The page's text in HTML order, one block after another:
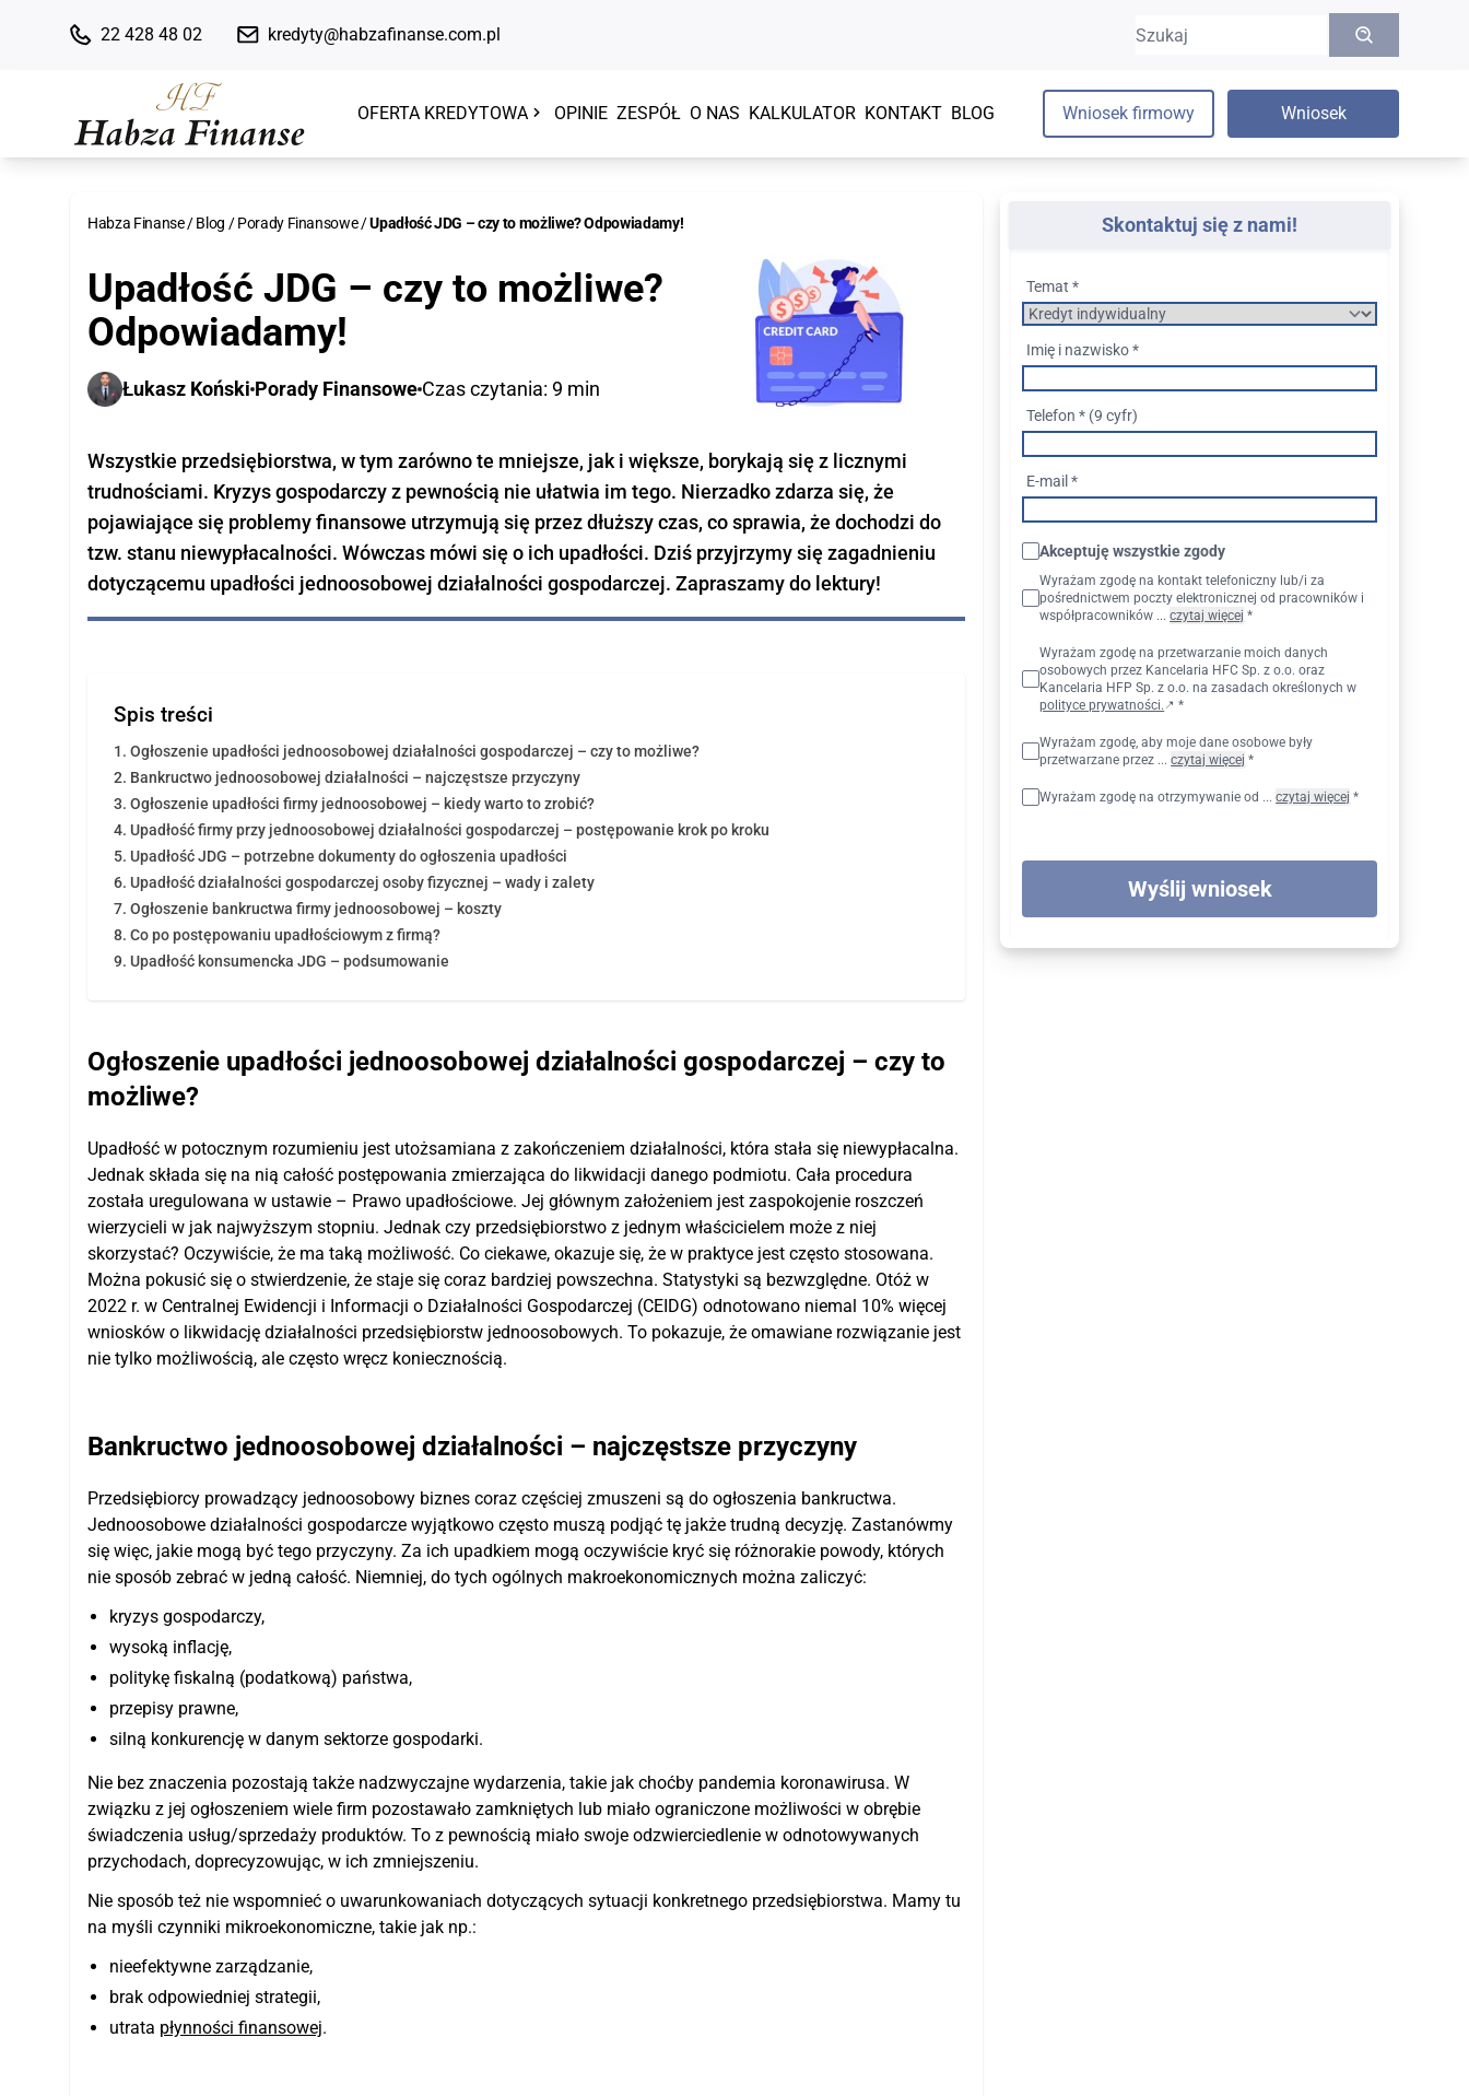
22 428 48 02 kredyty@habzafinanse.com.pl
Szukaj:
Wniosek firmowy Wniosek
OFERTA KREDYTOWA
Konsolidacja chwilówek
Kredyt oddłużeniowy
Kredyt refinansowy
Pożyczka dla zadłużonych z komornikiem
Kredyt konsumpcyjny
Kredyt dla zadłużonych
Kredyt z opóźnieniami w BIK
Kredyt dla obcokrajowca w Polsce
Kredyt bez badania zdolności kredytowej
Kredyt na działalność
Kredyt konsolidacyjny dla firm
Kredyt inwestycyjny dla firm
Kredyt dla zadłużonych firm
Kredyt obrotowy dla firm
Kredyt na start
Kredyt na spłatę ZUS i US
Leasing dla firm
Wzór pisma o restrukturyzację kredytu
Postępowanie restrukturyzacyjne
OPINIE ZESPÓŁ O NAS KALKULATOR KONTAKT BLOG
Habza Finanse/Blog /Porady Finansowe/Upadłość JDG – czy to możliwe? Odpowiadamy!
Upadłość JDG – czy to możliwe?
Odpowiadamy!
Łukasz Koński Porady Finansowe Czas czytania: 9 min
Wszystkie przedsiębiorstwa, w tym zarówno te mniejsze, jak i większe, borykają się z licznymi
trudnościami. Kryzys gospodarczy z pewnością nie ułatwia im tego. Nierzadko zdarza się, że
pojawiające się problemy finansowe utrzymują się przez dłuższy czas, co sprawia, że dochodzi do
tzw. stanu niewypłacalności. Wówczas mówi się o ich upadłości. Dziś przyjrzymy się zagadnieniu
dotyczącemu upadłości jednoosobowej działalności gospodarczej. Zapraszamy do lektury!
Spis treści
Ogłoszenie upadłości jednoosobowej działalności gospodarczej – czy to możliwe?
Bankructwo jednoosobowej działalności – najczęstsze przyczyny
Ogłoszenie upadłości firmy jednoosobowej – kiedy warto to zrobić?
Upadłość firmy przy jednoosobowej działalności gospodarczej – postępowanie krok po kroku
Upadłość JDG – potrzebne dokumenty do ogłoszenia upadłości
Upadłość działalności gospodarczej osoby fizycznej – wady i zalety
Ogłoszenie bankructwa firmy jednoosobowej – koszty
Co po postępowaniu upadłościowym z firmą?
Upadłość konsumencka JDG – podsumowanie
Ogłoszenie upadłości jednoosobowej działalności gospodarczej – czy to
możliwe?
Upadłość w potocznym rozumieniu jest utożsamiana z zakończeniem działalności, która stała się niewypłacalna.
Jednak składa się na nią całość postępowania zmierzająca do likwidacji danego podmiotu. Cała procedura
została uregulowana w ustawie – Prawo upadłościowe. Jej głównym założeniem jest zaspokojenie roszczeń
wierzycieli w jak najwyższym stopniu. Jednak czy przedsiębiorstwo z jednym właścicielem może z niej
skorzystać? Oczywiście, że ma taką możliwość. Co ciekawe, okazuje się, że w praktyce jest często stosowana.
Można pokusić się o stwierdzenie, że staje się coraz bardziej powszechna. Statystyki są bezwzględne. Otóż w
2022 r. w Centralnej Ewidencji i Informacji o Działalności Gospodarczej (CEIDG) odnotowano niemal 10% więcej
wniosków o likwidację działalności przedsiębiorstw jednoosobowych. To pokazuje, że omawiane rozwiązanie jest
nie tylko możliwością, ale często wręcz koniecznością.
Bankructwo jednoosobowej działalności – najczęstsze przyczyny
Przedsiębiorcy prowadzący jednoosobowy biznes coraz częściej zmuszeni są do ogłoszenia bankructwa.
Jednoosobowe działalności gospodarcze wyjątkowo często muszą podjąć tę jakże trudną decyzję. Zastanówmy
się więc, jakie mogą być tego przyczyny. Za ich upadkiem mogą oczywiście kryć się różnorakie powody, których
nie sposób zebrać w jedną całość. Niemniej, do tych ogólnych makroekonomicznych można zaliczyć:
kryzys gospodarczy,
wysoką inflację,
politykę fiskalną (podatkową) państwa,
przepisy prawne,
silną konkurencję w danym sektorze gospodarki.
Nie bez znaczenia pozostają także nadzwyczajne wydarzenia, takie jak choćby pandemia koronawirusa. W
związku z jej ogłoszeniem wiele firm pozostawało zamkniętych lub miało ograniczone możliwości w obrębie
świadczenia usług/sprzedaży produktów. To z pewnością miało swoje odzwierciedlenie w odnotowywanych
przychodach, doprecyzowując, w ich zmniejszeniu.
Nie sposób też nie wspomnieć o uwarunkowaniach dotyczących sytuacji konkretnego przedsiębiorstwa. Mamy tu
na myśli czynniki mikroekonomiczne, takie jak np.:
nieefektywne zarządzanie,
brak odpowiedniej strategii,
utrata płynności finansowej.
Skontaktuj się z nami!
Temat *
Imię i nazwisko *
Telefon * (9 cyfr)
E-mail *
Akceptuję wszystkie zgody
Wyrażam zgodę na kontakt telefoniczny lub/i za
pośrednictwem poczty elektronicznej od pracowników i
współpracowników ...czytaj więcej *
Wyrażam zgodę na przetwarzanie moich danych
osobowych przez Kancelaria HFC Sp. z o.o. oraz
Kancelaria HFP Sp. z o.o. na zasadach określonych w
polityce prywatności.
*
Wyrażam zgodę, aby moje dane osobowe były
przetwarzane przez ...czytaj więcej *
Wyrażam zgodę na otrzymywanie od ...czytaj więcej *
Wyślij wniosek